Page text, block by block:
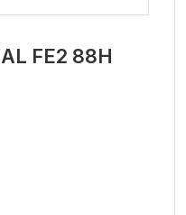
FE2 88H